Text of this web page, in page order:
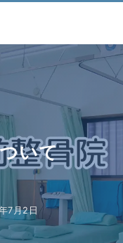
いて
7月2日